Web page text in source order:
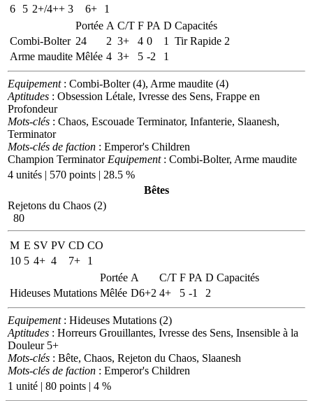
6
5 2+/4++ 3 6+
1
Portée A C/T F PA D Capacités
Combi-Bolter 24 2 3+ 4 0 1
Tir Rapide 2
Arme maudite Mêlée 4 3+ 5 -2 1
Equipement: Combi-Bolter (4), Arme maudite (4)
Aptitudes : Obsession Létale, Ivresse des Sens, Frappe en
Profondeur
Mots-clés : Chaos, Escouade Terminator, Infanterie, Slaanesh,
Terminator
Mots-clés de faction : Emperor's Children
Champion Terminator Equipement: Combi-Bolter, Arme maudite
4 unités | 570 points | 28.5 %
Bêtes
Rejetons du Chaos (2)
80
M E SV PV CD CO
10 5 4+ 4 7+
1
Portée A C/T F PA D Capacités
Hideuses Mutations Mêlée D6+2 4+ 5 -1 2
Equipement: Hideuses Mutations (2)
Aptitudes : Horreurs Grouillantes, Ivresse des Sens, Insensible à la
Douleur 5+
Mots-clés : Bête, Chaos, Rejeton du Chaos, Slaanesh
Mots-clés de faction : Emperor's Children
1 unité | 80 points | 4 %